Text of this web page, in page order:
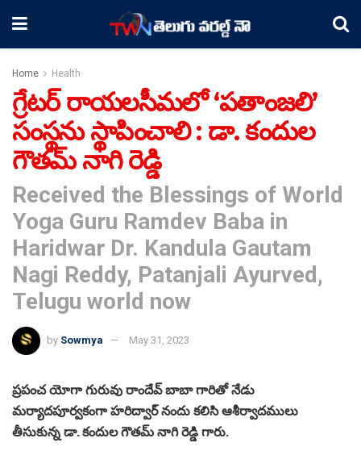
Home Health
గ్రేటర్ రాయలసీమలో ‘పతాంజలి’
సంస్థను స్థాపించాలి : డా. కందుల
గౌతమ్ నాగి రెడ్డి
Received the Blessings of World
Yoga Guru Ramdev Baba in
Haridwar Dr. Kandula Gautam
Nagi Reddy, Patanjali Ayurved,
Telugu world now
by Sowmya May 31, 2023
ప్రపంచ యోగా గురువు రాందేవ్ బాబా గారితో నేడు
మర్యాదపూర్వకంగా హరిద్వార్ నందు కలిసి ఆశీర్వాదములు
తీసుకున్న డా. కందుల గౌతమ్ నాగి రెడ్డి గారు.